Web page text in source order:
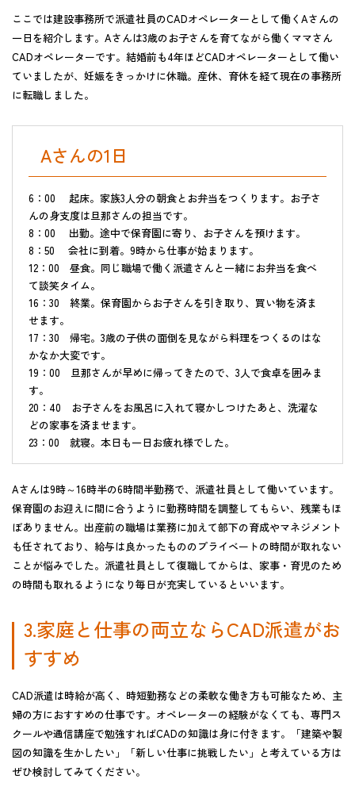
ここでは建設事務所で派遣社員のCADオペレーターとして働くAさんの
一日を紹介します。Aさんは3歳のお子さんを育てながら働くママさん
CADオペレーターです。結婚前も4年ほどCADオペレーターとして働い
ていましたが、妊娠をきっかけに休職。産休、育休を経て現在の事務所
に転職しました。
Aさんの1日
6：00 起床。家族3人分の朝食とお弁当をつくります。お子さ
んの身支度は旦那さんの担当です。
8：00 出勤。途中で保育園に寄り、お子さんを預けます。
8：50 会社に到着。9時から仕事が始まります。
12：00 昼食。同じ職場で働く派遣さんと一緒にお弁当を食べ
て談笑タイム。
16：30 終業。保育園からお子さんを引き取り、買い物を済ま
せます。
17：30 帰宅。3歳の子供の面倒を見ながら料理をつくるのはな
かなか大変です。
19：00 旦那さんが早めに帰ってきたので、3人で食卓を囲みま
す。
20：40 お子さんをお風呂に入れて寝かしつけたあと、洗濯な
どの家事を済ませます。
23：00 就寝。本日も一日お疲れ様でした。
Aさんは9時～16時半の6時間半勤務で、派遣社員として働いています。
保育園のお迎えに間に合うように勤務時間を調整してもらい、残業もほ
ぼありません。出産前の職場は業務に加えて部下の育成やマネジメント
も任されており、給与は良かったもののプライベートの時間が取れない
ことが悩みでした。派遣社員として復職してからは、家事・育児のため
の時間も取れるようになり毎日が充実しているといいます。
3.家庭と仕事の両立ならCAD派遣がお
すすめ
CAD派遣は時給が高く、時短勤務などの柔軟な働き方も可能なため、主
婦の方におすすめの仕事です。オペレーターの経験がなくても、専門ス
クールや通信講座で勉強すればCADの知識は身に付きます。「建築や製
図の知識を生かしたい」「新しい仕事に挑戦したい」と考えている方は
ぜひ検討してみてください。